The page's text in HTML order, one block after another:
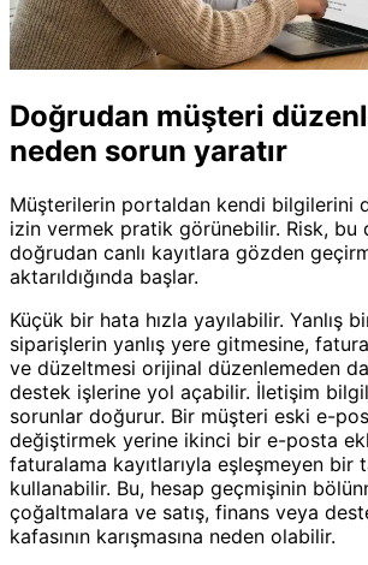
Doğrudan müşteri
neden sorun yaratır
Müşterilerin portaldan kendi bilgilerini
izin vermek pratik görünebilir. Risk, bu
doğrudan canlı kayıtlara gözden
aktarıldığında başlar.
Küçük bir hata hızla yayılabilir. Yanlış
siparişlerin yanlış yere gitmesine,
ve düzeltmesi orijinal düzenlemeden
destek işlerine yol açabilir. İletişim
sorunlar doğurur. Bir müşteri eski e-
değiştirmek yerine ikinci bir e-posta
faturalama kayıtlarıyla eşleşmeyen bir
kullanabilir. Bu, hesap geçmişinin
çoğaltmalara ve satış, finans veya
kafasının karışmasına neden olabilir.